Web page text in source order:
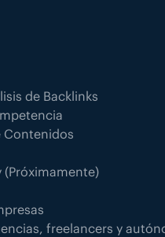
de Backlinks
Contenidos
(Próximamente)
freelancers y